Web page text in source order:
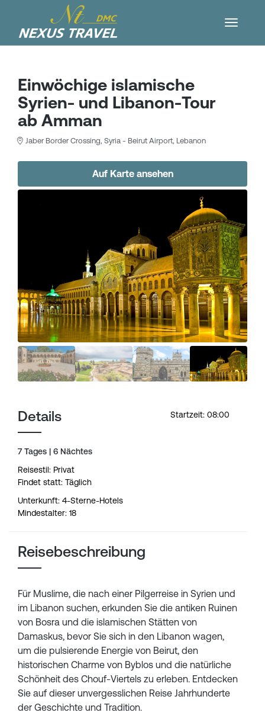
Einwöchige islamische
Syrien- und Libanon-Tour
ab Amman
Jaber Border Crossing, Syria - Beirut Airport, Lebanon
Auf Karte ansehen
Startzeit: 08:00
Details
7 Tages | 6 Nächtes
Reisestil: Privat
Findet statt: Täglich
Unterkunft: 4-Sterne-Hotels
Mindestalter: 18
Reisebeschreibung
Für Muslime, die nach einer Pilgerreise in Syrien und
im Libanon suchen, erkunden Sie die antiken Ruinen
von Bosra und die islamischen Stätten von
Damaskus, bevor Sie sich in den Libanon wagen,
um die pulsierende Energie von Beirut, den
historischen Charme von Byblos und die natürliche
Schönheit des Chouf-Viertels zu erleben. Entdecken
Sie auf dieser unvergesslichen Reise Jahrhunderte
der Geschichte und Tradition.